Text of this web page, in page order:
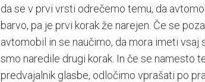
da se v prvi vrsti odrečemo temu, da
barvo, pa je prvi korak že narejen. Če se
avtomobil in se naučimo, da mora imeti vsaj
smo naredile drugi korak. In če se namesto
predvajalnik glasbe, odločimo vprašati po